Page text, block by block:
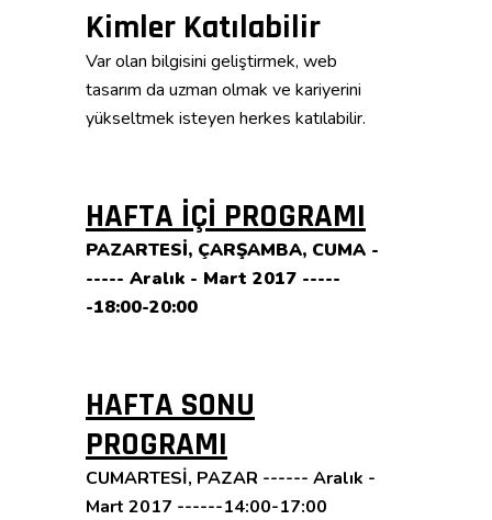
Kimler Katılabilir
Var olan bilgisini geliştirmek, web
tasarım da uzman olmak ve kariyerini
yükseltmek isteyen herkes katılabilir.
HAFTA İÇİ PROGRAMI
PAZARTESİ, ÇARŞAMBA, CUMA -
----- Aralık - Mart 2017 -----
-18:00-20:00
HAFTA SONU
PROGRAMI
CUMARTESİ, PAZAR ------ Aralık -
Mart 2017 ------14:00-17:00